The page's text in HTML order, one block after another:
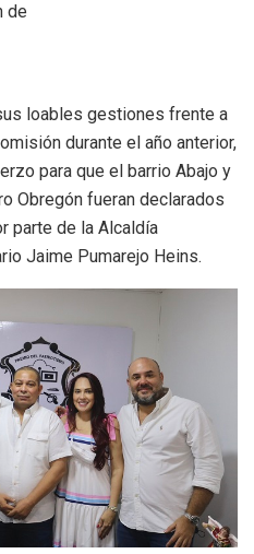
de
loables gestiones frente a
durante el año anterior,
para que el barrio Abajo y
Obregón fueran declarados
parte de la Alcaldía
Jaime Pumarejo Heins.